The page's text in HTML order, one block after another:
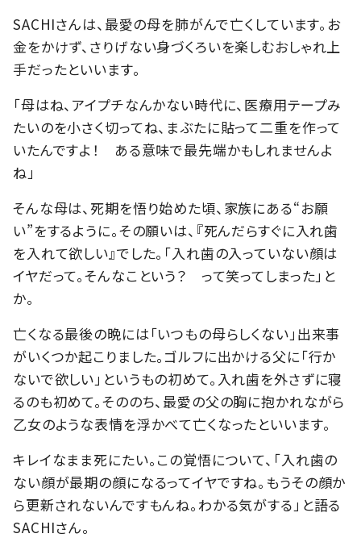
SACHIさんは、最愛の母を肺がんで亡くしています。お
金をかけず、さりげない身づくろいを楽しむおしゃれ上
手だったといいます。
「母はね、アイプチなんかない時代に、医療用テープみ
たいのを小さく切ってね、まぶたに貼って二重を作って
いたんですよ！ ある意味で最先端かもしれませんよ
ね」
そんな母は、死期を悟り始めた頃、家族にある“お願
い”をするように。その願いは、『死んだらすぐに入れ歯
を入れて欲しい』でした。「入れ歯の入っていない顔は
イヤだって。そんなこという？ って笑ってしまった」と
か。
亡くなる最後の晩には「いつもの母らしくない」出来事
がいくつか起こりました。ゴルフに出かける父に「行か
ないで欲しい」というもの初めて。入れ歯を外さずに寝
るのも初めて。そののち、最愛の父の胸に抱かれながら
乙女のような表情を浮かべて亡くなったといいます。
キレイなまま死にたい。この覚悟について、「入れ歯の
ない顔が最期の顔になるってイヤですね。もうその顔か
ら更新されないんですもんね。わかる気がする」と語る
SACHIさん。